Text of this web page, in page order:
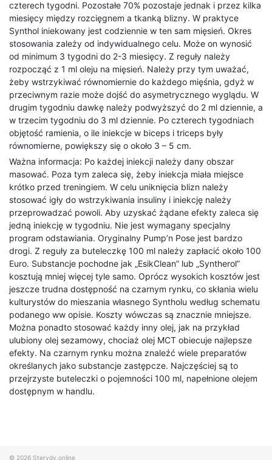
czterech tygodni. Pozostałe 70% pozostaje jednak i przez kilka
miesięcy między rozcięgnem a tkanką blizny. W praktyce
Synthol iniekowany jest codziennie w ten sam mięsień. Okres
stosowania zależy od indywidualnego celu. Może on wynosić
od minimum 3 tygodni do 2-3 miesięcy. Z reguły należy
rozpocząć z 1 ml oleju na mięsień. Należy przy tym uważać,
żeby wstrzykiwać równomiernie do każdego mięśnia, gdyż w
przeciwnym razie może dojść do asymetrycznego wyglądu. W
drugim tygodniu dawkę należy podwyższyć do 2 ml dziennie, a
w trzecim tygodniu do 3 ml dziennie. Po czterech tygodniach
objętość ramienia, o ile iniekcje w biceps i triceps były
równomierne, powiększy się o około 3 – 5 cm.
Ważna informacja: Po każdej iniekcji należy dany obszar
masować. Poza tym zaleca się, żeby iniekcja miała miejsce
krótko przed treningiem. W celu uniknięcia blizn należy
stosować igły do wstrzykiwania insuliny i iniekcję należy
przeprowadzać powoli. Aby uzyskać żądane efekty zaleca się
jedną iniekcję w tygodniu. Nie jest wymagany specjalny
program odstawiania. Oryginalny Pump’n Pose jest bardzo
drogi. Z reguły za buteleczkę 100 ml należy zapłacić około 100
Euro. Substancje pochodne jak „EsikClean” lub „Syntherol”
kosztują mniej więcej tyle samo. Oprócz wysokich kosztów jest
jeszcze trudna dostępność na czarnym rynku, co skłania wielu
kulturystów do mieszania własnego Syntholu według schematu
podanego ww opisie. Koszty wówczas są znacznie mniejsze.
Można ponadto stosować każdy inny olej, jak na przykład
ulubiony olej sezamowy, chociaż olej MCT obiecuje najlepsze
efekty. Na czarnym rynku można znaleźć wiele preparatów
określanych jako substancje zastępcze. Najczęściej są to
przejrzyste buteleczki o pojemności 100 ml, napełnione olejem
dostępnym w handlu.
© 2026 Sterydy.online